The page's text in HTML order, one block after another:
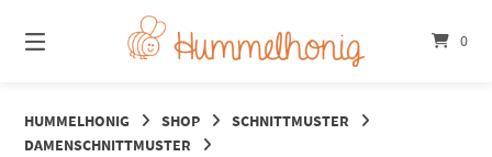
zum
Inhalt
0
HUMMELHONIG SHOP
SCHNITTMUSTER
DAMENSCHNITTMUSTER